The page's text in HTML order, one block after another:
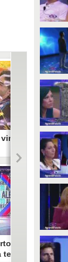
0:01
0:00
Urso
nella